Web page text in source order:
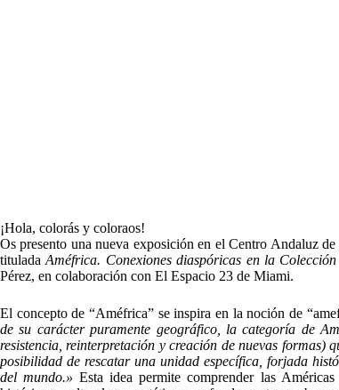
¡Hola, colorás y coloraos!
Os presento una nueva exposición en el Centro Andaluz
tituladaAméfrica. Conexiones diaspóricas en la
Pérez, en colaboración con El Espacio 23 de Miami.
El concepto de “Améfrica” se inspira en la noción de
de su carácter puramente geográfico, la categoría de
resistencia, reinterpretación y creación de nuevas
posibilidad de rescatar una unidad específica, forjada
del mundo.» Esta idea permite comprender las